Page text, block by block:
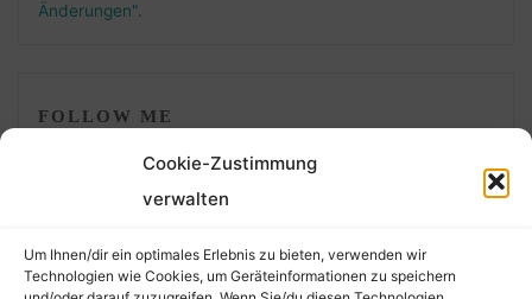
Cookie-Zustimmung
verwalten
Um Ihnen/dir ein optimales Erlebnis zu bieten, verwenden wir
Technologien wie Cookies, um Geräteinformationen zu speichern
Änderungen".
FOLLOW ME